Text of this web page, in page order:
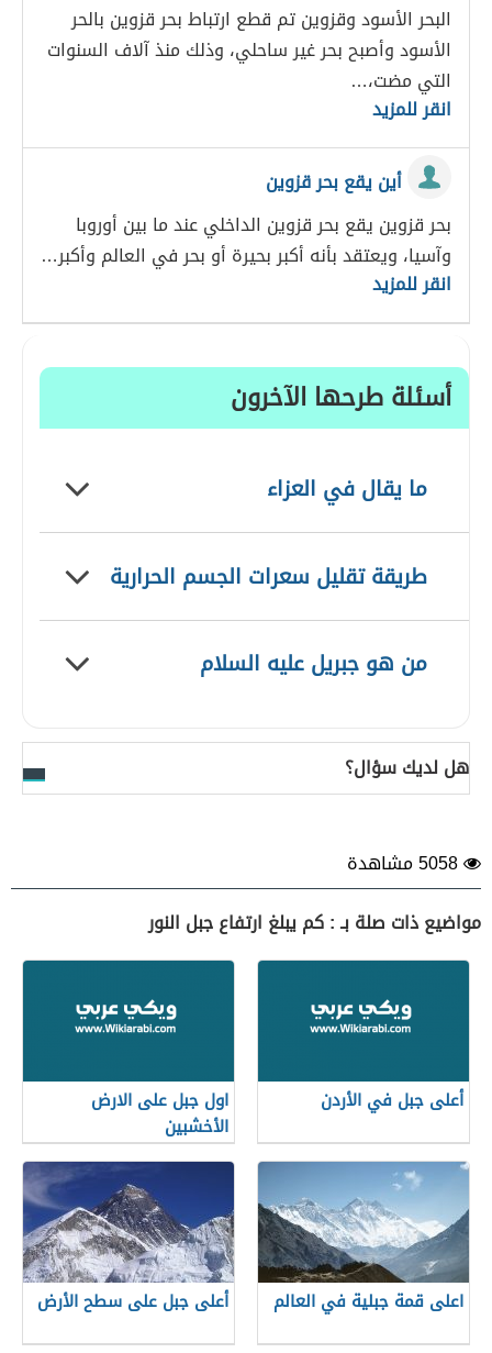
البحر الأسود وقزوين تم قطع ارتباط بحر قزوين بالحر
الأسود وأصبح بحر غير ساحلي، وذلك منذ آلاف السنوات
التي مضت،…
انقر للمزيد
أين يقع بحر قزوين
بحر قزوين يقع بحر قزوين الداخلي عند ما بين أوروبا
وآسيا، ويعتقد بأنه أكبر بحيرة أو بحر في العالم وأكبر…
انقر للمزيد
أسئلة طرحها الآخرون
ما يقال في العزاء
طريقة تقليل سعرات الجسم الحرارية
من هو جبريل عليه السلام
هل لديك سؤال؟
مواضيع ذات صلة بـ : كم يبلغ ارتفاع جبل النور
أعلى جبل في الأردن
اول جبل على الارض
الأخشبين
اعلى قمة جبلية في العالم أعلى جبل على سطح الأرض